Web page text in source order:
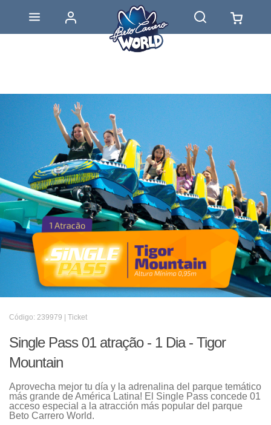
Código: 239979 | Ticket
Single Pass 01 atração - 1 Dia - Tigor
Mountain
Aprovecha mejor tu día y la adrenalina del parque temático
más grande de América Latina! El Single Pass concede 01
acceso especial a la atracción más popular del parque
Beto Carrero World.